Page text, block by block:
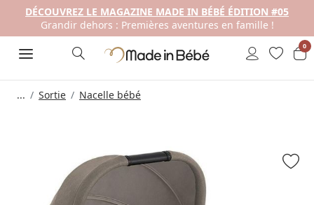
DÉCOUVREZ LE MAGAZINE MADE IN BÉBÉ ÉDITION #05
Grandir dehors : Premières aventures en famille !
0
... Sortie Nacelle bébé